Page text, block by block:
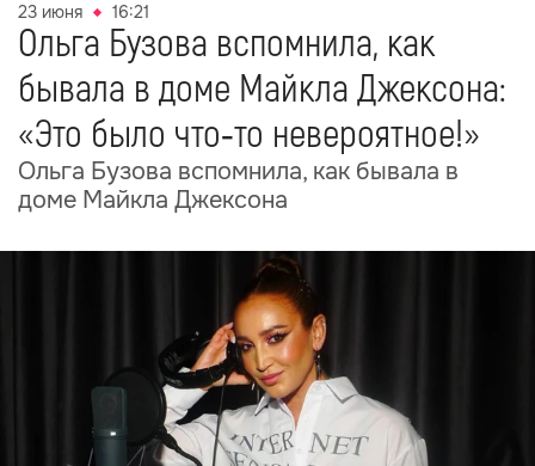
23 июня 16:21
Ольга Бузова вспомнила, как
бывала в доме Майкла Джексона:
«Это было что‑то невероятное!»
Ольга Бузова вспомнила, как бывала в
доме Майкла Джексона